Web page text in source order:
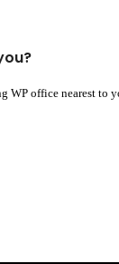
WP office nearest to